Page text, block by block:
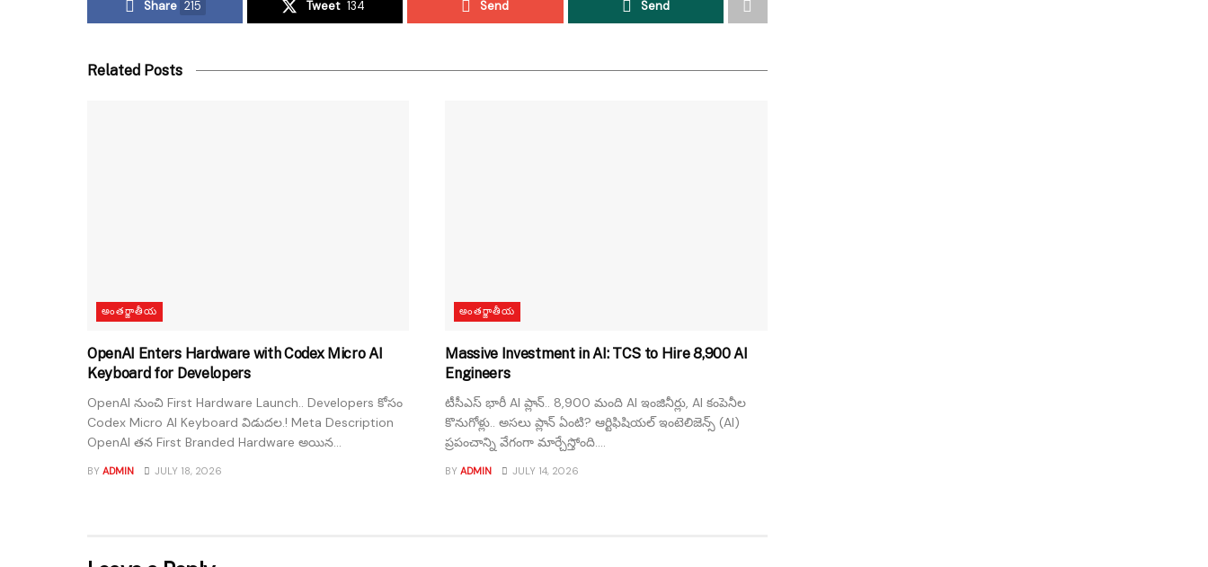
Share 215 Tweet 134 Send Send
Related Posts
అంతర్జాతీయ
OpenAI Enters Hardware with Codex Micro AI
Keyboard for Developers
OpenAI నుంచి First Hardware Launch.. Developers కోసం
Codex Micro AI Keyboard విడుదల.! Meta Description
OpenAI తన First Branded Hardware అయిన...
BY ADMIN JULY 18, 2026
అంతర్జాతీయ
Massive Investment in AI: TCS to Hire 8,900 AI
Engineers
టీసీఎస్ భారీ AI ప్లాన్.. 8,900 మంది AI ఇంజినీర్లు, AI కంపెనీల
కొనుగోళ్లు.. అసలు ప్లాన్ ఏంటి? ఆర్టిఫిషియల్ ఇంటెలిజెన్స్ (AI)
ప్రపంచాన్ని వేగంగా మార్చేస్తోంది....
BY ADMIN JULY 14, 2026